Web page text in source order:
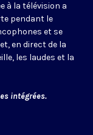
à la télévision a
pendant le
et se
en direct de la
les laudes et la
intégrées.